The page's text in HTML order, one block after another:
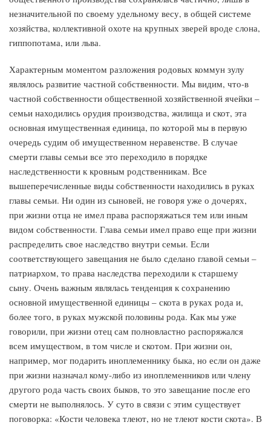
незначительной по своему удельному весу, в общей системе
хозяйства, коллективной охоте на крупных зверей вроде слона,
гиппопотама, или льва.
Характерным моментом разложения родовых коммун зулу
являлось развитие частной собственности. Мы видим, что-в
частной собственности общественной хозяйственной ячейки –
семьи находились орудия производства, жилища и скот, эта
основная имущественная единица, по которой мы в первую
очередь судим об имущественном неравенстве. В случае
смерти главы семьи все это переходило в порядке
наследственности к кровным родственникам. Все
вышеперечисленные виды собственности находились в руках
главы семьи. Ни один из сыновей, не говоря уже о дочерях,
при жизни отца не имел права распоряжаться тем или иным
видом собственности. Глава семьи имел право еще при жизни
распределить свое наследство внутри семьи. Если
соответствующего завещания не было сделано главой семьи –
патриархом, то права наследства переходили к старшему
сыну. Очень важным являлась тенденция к сохранению
основной имущественной единицы – скота в руках рода и,
более того, в руках мужской половины рода. Как мы уже
говорили, при жизни отец сам полновластно распоряжался
всем имуществом, в том числе и скотом. При жизни он,
например, мог подарить иноплеменнику быка, но если он даже
при жизни назначал кому-либо из иноплеменников или члену
другого рода часть своих быков, то это завещание после его
смерти не выполнялось. У суто в связи с этим существует
поговорка: «Кости человека тлеют, но не тлеют кости скота». В